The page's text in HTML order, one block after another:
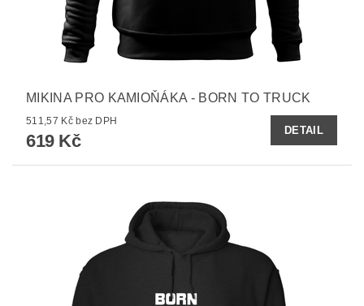
MIKINA PRO KAMIOŇÁKA - BORN TO TRUCK
511,57 Kč bez DPH
619 Kč
DETAIL